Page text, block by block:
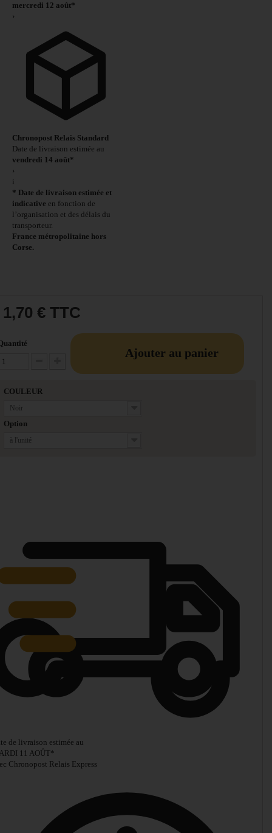
mercredi 12 août*
›
Chronopost Relais Standard
Date de livraison estimée au
vendredi 14 août*
›
i
* Date de livraison estimée et
indicative en fonction de
l’organisation et des délais du
transporteur.
France métropolitaine hors
Corse.
1,70 € TTC
Diminuer la quantité
Augmenter la quantité
Ajouter au panier
COULEUR
Noir
Option
à l'unité
de livraison estimée au
11 AOÛT*
Chronopost Relais Express